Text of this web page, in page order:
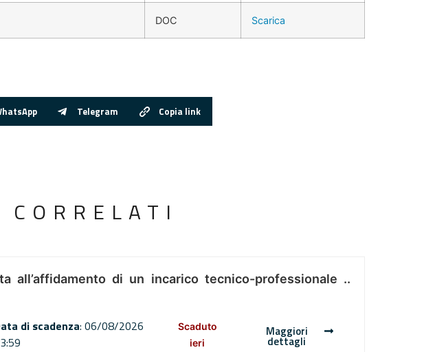
DOC Scarica
Telegram Copia link
all’affidamento di un incarico tecnico-professionale ..
di scadenza: 06/08/2026
Scaduto
ieri
Maggiori
dettagli